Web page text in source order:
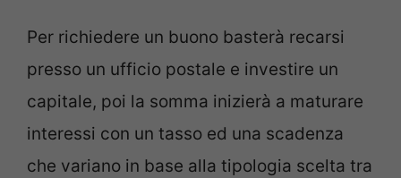
Per richiedere un buono basterà recarsi
presso un ufficio postale e investire un
capitale, poi la somma inizierà a maturare
interessi con un tasso ed una scadenza
che variano in base alla tipologia scelta tra